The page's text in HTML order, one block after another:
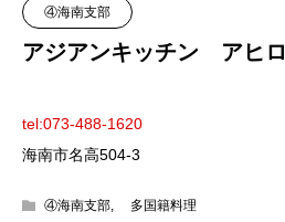
④海南支部
アジアンキッチン アヒロ
tel:073-488-1620
海南市名高504-3
④海南支部, 多国籍料理